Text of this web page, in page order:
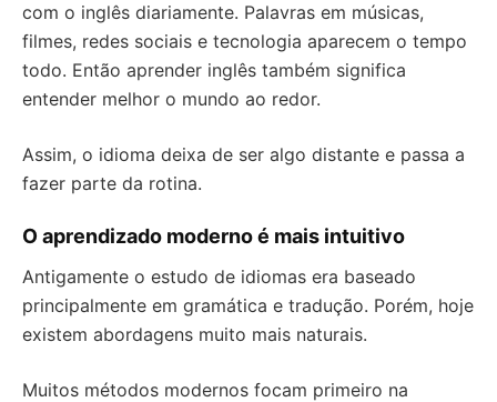
com o inglês diariamente. Palavras em músicas,
filmes, redes sociais e tecnologia aparecem o tempo
todo. Então aprender inglês também significa
entender melhor o mundo ao redor.
Assim, o idioma deixa de ser algo distante e passa a
fazer parte da rotina.
O aprendizado moderno é mais intuitivo
Antigamente o estudo de idiomas era baseado
principalmente em gramática e tradução. Porém, hoje
existem abordagens muito mais naturais.
Muitos métodos modernos focam primeiro na